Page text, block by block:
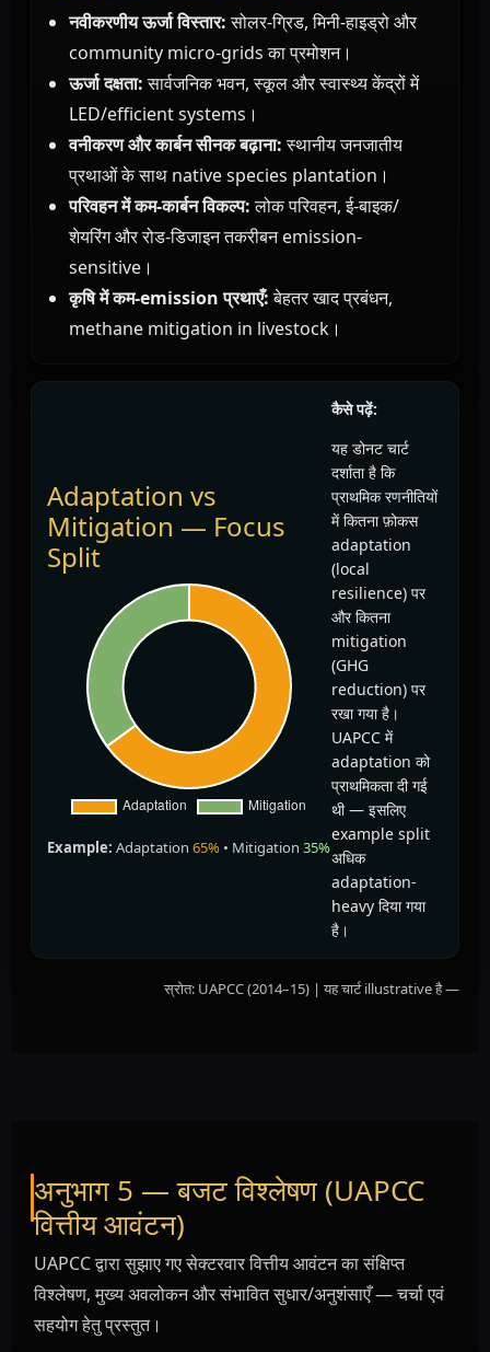
नवीकरणीय ऊर्जा विस्तार:सोलर-ग्रिड, मिनी-हाइड्रो और
community micro-grids का प्रमोशन।
ऊर्जा दक्षता:सार्वजनिक भवन, स्कूल और स्वास्थ्य केंद्रों में
LED/efficient systems।
वनीकरण और कार्बन सीनक बढ़ाना:स्थानीय जनजातीय
प्रथाओं के साथ native species plantation।
परिवहन में कम-कार्बन विकल्प:लोक परिवहन, ई-बाइक/
शेयरिंग और रोड-डिजाइन तकरीबन emission-
sensitive।
कृषि में कम-emission प्रथाएँ:बेहतर खाद प्रबंधन,
methane mitigation in livestock।
Adaptation vs
Mitigation — Focus
Split
Example: Adaptation 65% • Mitigation 35%
कैसे पढ़ें:
यह डोनट चार्ट
दर्शाता है कि
प्राथमिक रणनीतियों
में कितना फ़ोकस
adaptation
(local
resilience) पर
और कितना
mitigation
(GHG
reduction) पर
रखा गया है।
UAPCC में
adaptation को
प्राथमिकता दी गई
थी — इसलिए
example split
अधिक
adaptation-
heavy दिया गया
है।
स्रोत: UAPCC (2014–15) | यह चार्ट illustrative है —
अनुभाग 5 — बजट विश्लेषण (UAPCC
वित्तीय आवंटन)
UAPCC द्वारा सुझाए गए सेक्टरवार वित्तीय आवंटन का संक्षिप्त
विश्लेषण, मुख्य अवलोकन और संभावित सुधार/अनुशंसाएँ — चर्चा एवं
सहयोग हेतु प्रस्तुत।